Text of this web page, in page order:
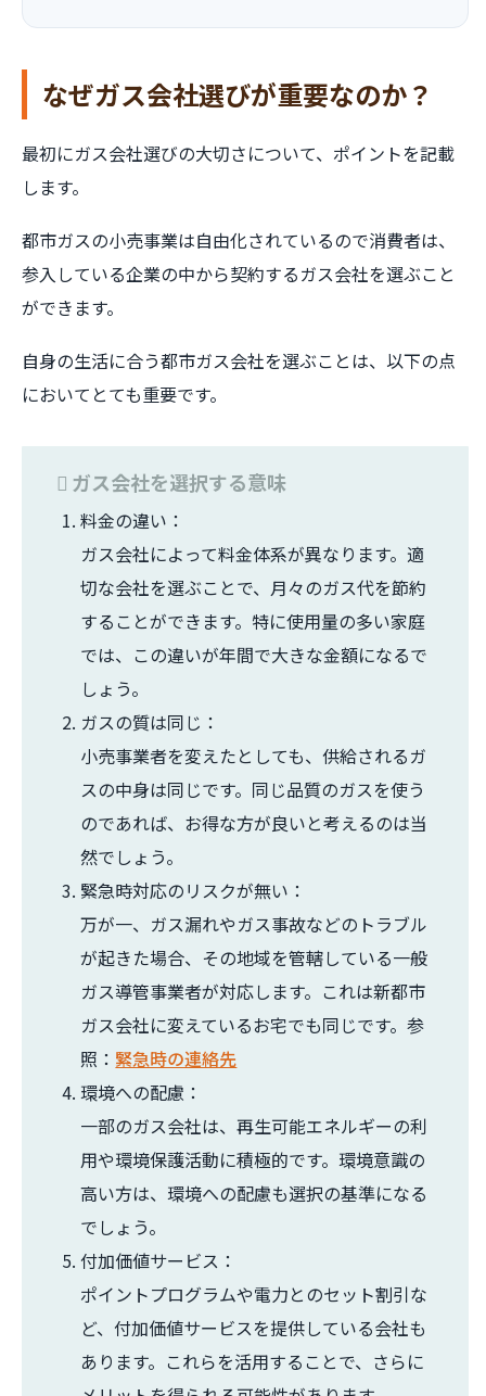
なぜガス会社選びが重要なのか？
最初にガス会社選びの大切さについて、ポイントを記載
します。
都市ガスの小売事業は自由化されているので消費者は、
参入している企業の中から契約するガス会社を選ぶこと
ができます。
自身の生活に合う都市ガス会社を選ぶことは、以下の点
においてとても重要です。
ガス会社を選択する意味
料金の違い：
ガス会社によって料金体系が異なります。適
切な会社を選ぶことで、月々のガス代を節約
することができます。特に使用量の多い家庭
では、この違いが年間で大きな金額になるで
しょう。
ガスの質は同じ：
小売事業者を変えたとしても、供給されるガ
スの中身は同じです。同じ品質のガスを使う
のであれば、お得な方が良いと考えるのは当
然でしょう。
緊急時対応のリスクが無い：
万が一、ガス漏れやガス事故などのトラブル
が起きた場合、その地域を管轄している一般
ガス導管事業者が対応します。これは新都市
ガス会社に変えているお宅でも同じです。参
照： 緊急時の連絡先
環境への配慮：
一部のガス会社は、再生可能エネルギーの利
用や環境保護活動に積極的です。環境意識の
高い方は、環境への配慮も選択の基準になる
でしょう。
付加価値サービス：
ポイントプログラムや電力とのセット割引な
ど、付加価値サービスを提供している会社も
あります。これらを活用することで、さらに